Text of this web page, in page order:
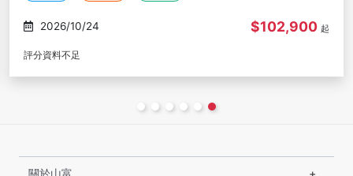
2026/10/24 $102,900 起
評分資料不足
關於山富